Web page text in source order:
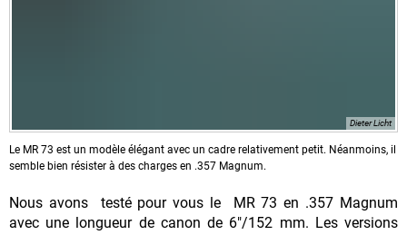
Dieter Licht
Le MR 73 est un modèle élégant avec un cadre relativement petit. Néanmoins, il
semble bien résister à des charges en .357 Magnum.
Nous avons testé pour vous le MR 73 en .357 Magnum
avec une longueur de canon de 6"/152 mm. Les versions